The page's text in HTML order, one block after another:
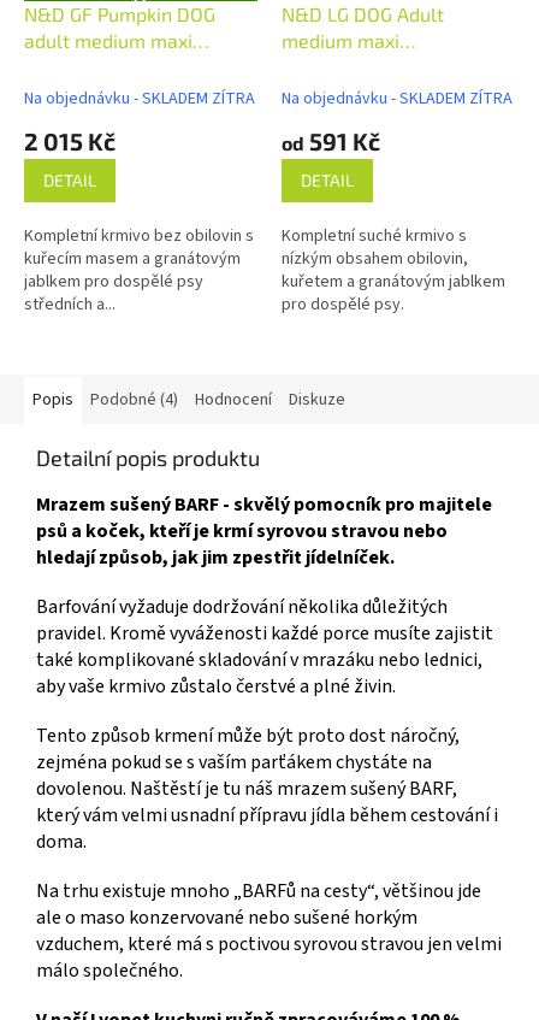
D
R
N&D GF Pumpkin DOG
adult medium maxi
Na objednávku - SKLADEM ZÍTRA
2 015 Kč
DETAIL
Kompletní krmivo bez obilovin s
kuřecím masem a granátovým
jablkem pro dospělé psy
středních a...
N&D LG DOG Adult
medium maxi
Na objednávku - SKLADEM ZÍTRA
od 591 Kč
DETAIL
Kompletní suché krmivo s
nízkým obsahem obilovin,
kuřetem a granátovým jablkem
pro dospělé psy.
Popis Podobné (4) Hodnocení Diskuze
Detailní popis produktu
Mrazem sušený BARF - skvělý pomocník pro majitele
psů a koček, kteří je krmí syrovou stravou nebo
hledají způsob, jak jim zpestřit jídelníček.
Barfování vyžaduje dodržování několika důležitých
pravidel. Kromě vyváženosti každé porce musíte zajistit
také komplikované skladování v mrazáku nebo lednici,
aby vaše krmivo zůstalo čerstvé a plné živin.
Tento způsob krmení může být proto dost náročný,
zejména pokud se s vaším parťákem chystáte na
dovolenou. Naštěstí je tu náš mrazem sušený BARF,
který vám velmi usnadní přípravu jídla během cestování i
doma.
Na trhu existuje mnoho „BARFů na cesty“, většinou jde
ale o maso konzervované nebo sušené horkým
vzduchem, které má s poctivou syrovou stravou jen velmi
málo společného.